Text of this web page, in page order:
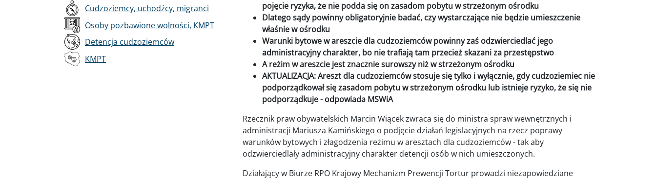
pojęcie ryzyka, że nie podda się on zasadom pobytu w strzeżonym ośrodku
Dlatego sądy powinny obligatoryjnie badać, czy wystarczające nie będzie umieszczenie
właśnie w ośrodku
Warunki bytowe w areszcie dla cudzoziemców powinny zaś odzwierciedlać jego
administracyjny charakter, bo nie trafiają tam przecież skazani za przestępstwo
A reżim w areszcie jest znacznie surowszy niż w strzeżonym ośrodku
AKTUALIZACJA: Areszt dla cudzoziemców stosuje się tylko i wyłącznie, gdy cudzoziemiec nie
podporządkował się zasadom pobytu w strzeżonym ośrodku lub istnieje ryzyko, że się nie
podporządkuje - odpowiada MSWiA
Rzecznik praw obywatelskich Marcin Wiącek zwraca się do ministra spraw wewnętrznych i
administracji Mariusza Kamińskiego o podjęcie działań legislacyjnych na rzecz poprawy
warunków bytowych i złagodzenia reżimu w aresztach dla cudzoziemców - tak aby
odzwierciedlały administracyjny charakter detencji osób w nich umieszczonych.
Działający w Biurze RPO Krajowy Mechanizm Prewencji Tortur prowadzi niezapowiedziane
Cudzoziemcy, uchodźcy, migranci
Osoby pozbawione wolności, KMPT
Detencja cudzoziemców
KMPT